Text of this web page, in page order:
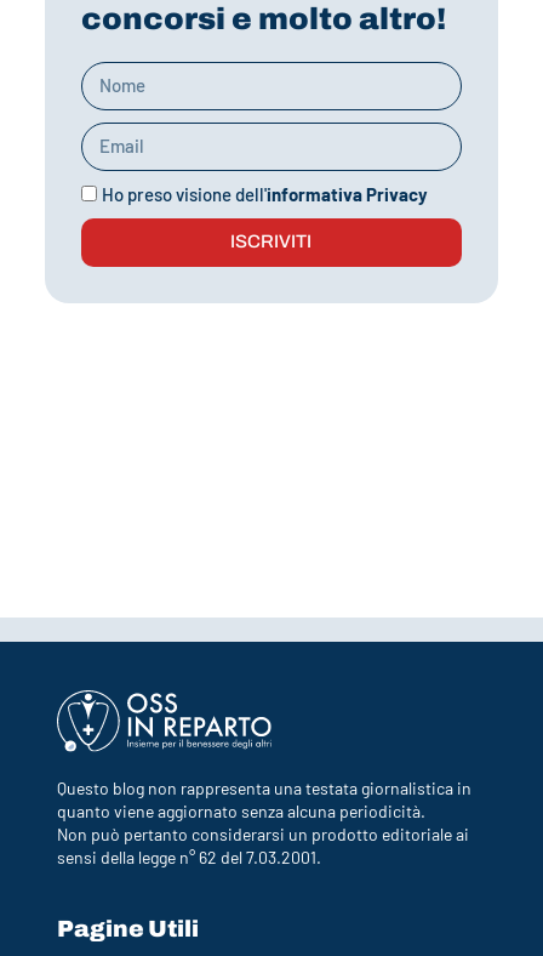
concorsi e molto altro!
Ho preso visione dell'informativa Privacy
ISCRIVITI
Questo blog non rappresenta una testata giornalistica in
quanto viene aggiornato senza alcuna periodicità.
Non può pertanto considerarsi un prodotto editoriale ai
sensi della legge n° 62 del 7.03.2001.
Pagine Utili